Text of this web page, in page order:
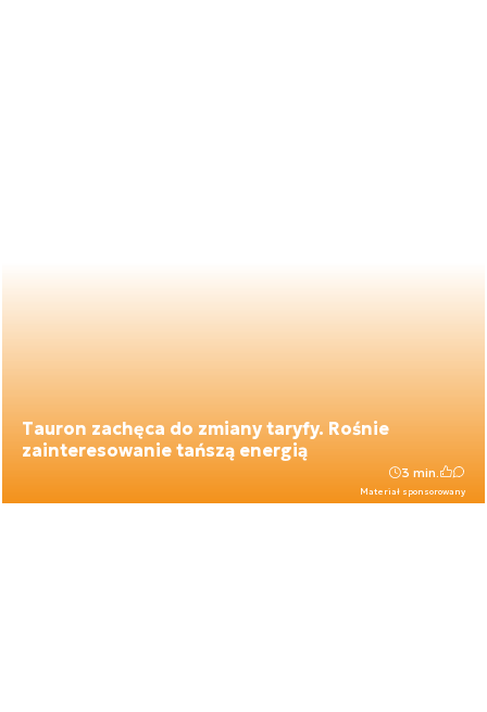
Tauron zachęca do zmiany taryfy. Rośnie
zainteresowanie tańszą energią
Materiał sponsorowany
3 min.